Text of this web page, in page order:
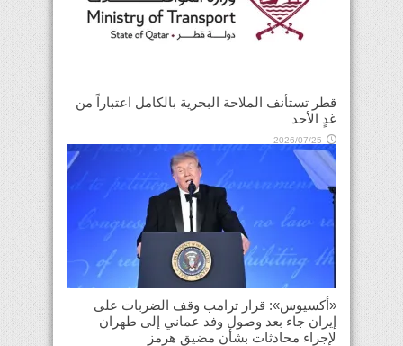
قطر تستأنف الملاحة البحرية بالكامل اعتباراً من
غدٍ الأحد
2026/07/25
«أكسيوس»: قرار ترامب وقف الضربات على
إيران جاء بعد وصول وفد عماني إلى طهران
لإجراء محادثات بشأن مضيق هرمز